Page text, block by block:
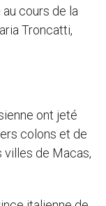
cours de la
Troncatti,
ont jeté
colons et de
villes de Macas,